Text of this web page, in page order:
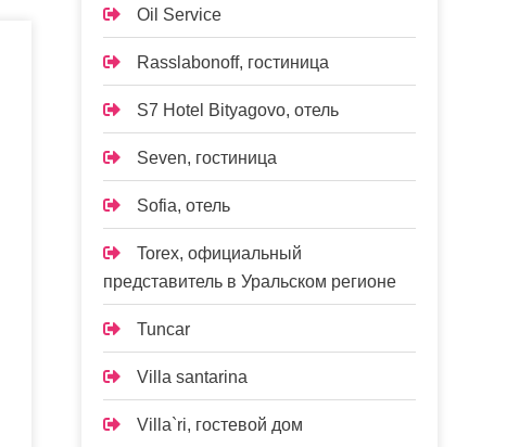
Oil Service
Rasslabonoff, гостиница
S7 Hotel Bityagovo, отель
Seven, гостиница
Sofia, отель
Torex, официальный
представитель в Уральском регионе
Tuncar
Villa santarina
Villa`ri, гостевой дом